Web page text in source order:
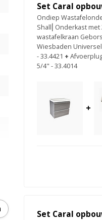
Set Caral
Ondiep
Shall⎢Onderkast met
wastafelkraan
Wiesbaden
- 33.4421 +
5/4" - 33.4014
+
Set Caral